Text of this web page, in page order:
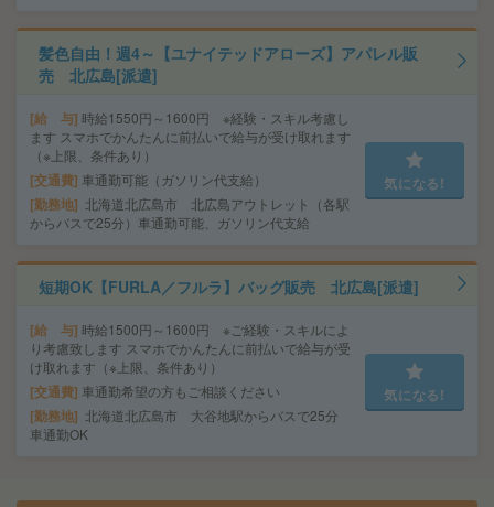
髪色自由！週4～【ユナイテッドアローズ】アパレル販
売 北広島[派遣]
給 与 時給1550円～1600円 ※経験・スキル考慮し
ます スマホでかんたんに前払いで給与が受け取れます
（※上限、条件あり）
交通費 車通勤可能（ガソリン代支給）
勤務地
北海道北広島市 北広島アウトレット（各駅
からバスで25分）車通勤可能、ガソリン代支給
気になる!
短期OK【FURLA／フルラ】バッグ販売 北広島[派遣]
給 与 時給1500円～1600円 ※ご経験・スキルによ
り考慮致します スマホでかんたんに前払いで給与が受
け取れます（※上限、条件あり）
交通費 車通勤希望の方もご相談ください
勤務地
北海道北広島市 大谷地駅からバスで25分
車通勤OK
気になる!